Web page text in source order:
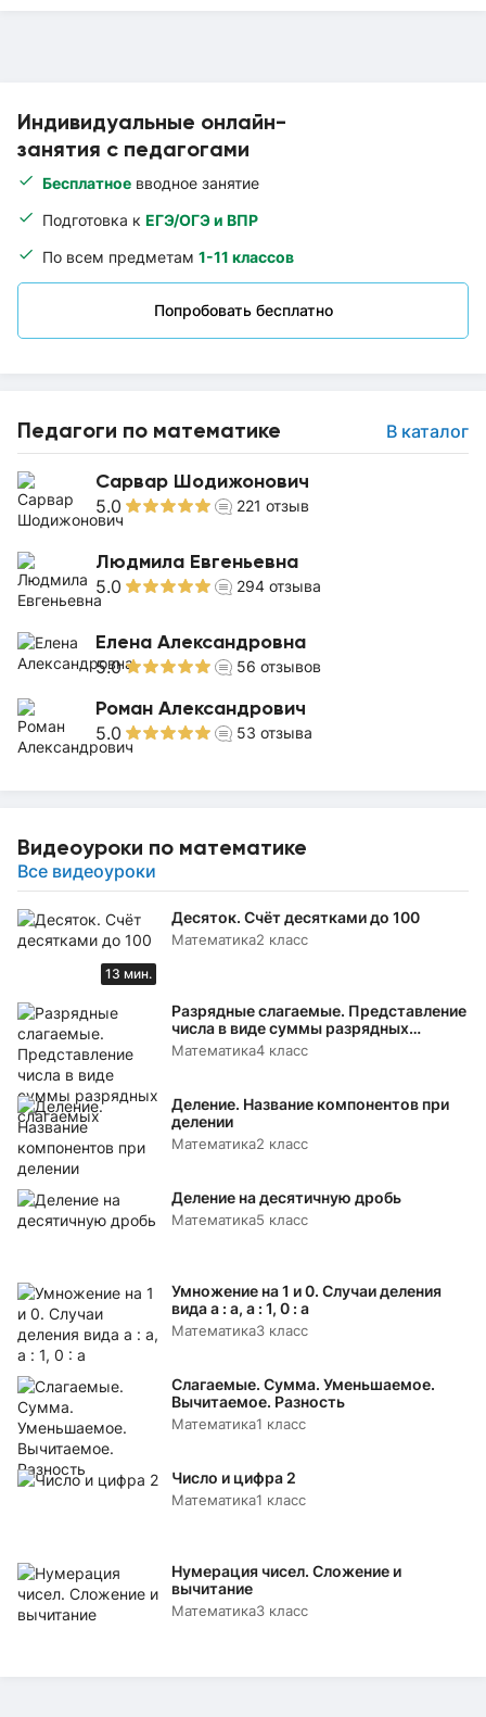
Индивидуальные онлайн-
занятия с педагогами
Бесплатное вводное занятие
Подготовка к ЕГЭ/ОГЭ и ВПР
По всем предметам 1-11 классов
Попробовать бесплатно
Педагоги по математике В каталог
Сарвар Шодижонович
5.0 221 отзыв
Людмила Евгеньевна
5.0 294 отзыва
Елена Александровна
5.0 56 отзывов
Роман Александрович
5.0 53 отзыва
Видеоуроки по математике
Все видеоуроки
13 мин.
Десяток. Счёт десятками до 100
Математика2 класс
Разрядные слагаемые. Представление
числа в виде суммы разрядных
слагаемых
Математика4 класс
Деление. Название компонентов при
делении
Математика2 класс
Деление на десятичную дробь
Математика5 класс
Умножение на 1 и 0. Случаи деления
вида а : а, а : 1, 0 : а
Математика3 класс
Слагаемые. Сумма. Уменьшаемое.
Вычитаемое. Разность
Математика1 класс
Число и цифра 2
Математика1 класс
Нумерация чисел. Сложение и
вычитание
Математика3 класс